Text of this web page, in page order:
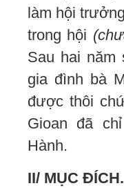
làm hội
trong hội
Sau hai năm
gia đình bà
được thôi
Gioan đã
Hành.
II/ MỤC ĐÍCH.